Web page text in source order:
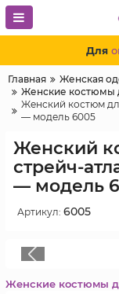
Для
Главная
Женская
Женские костюмы
Женский костюм
— модель 6005
Женский
стрейч-
— модель
Артикул: 6005
Женские костюмы